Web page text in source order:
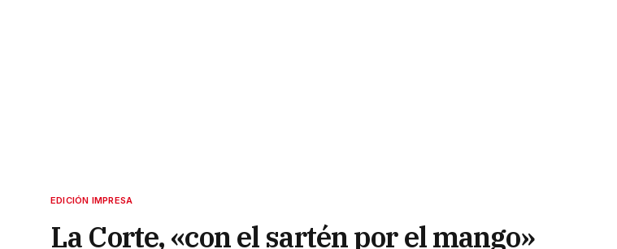
EDICIÓN IMPRESA
La Corte, «con el sartén por el mango»